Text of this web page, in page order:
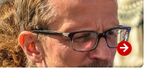
arrow_forward